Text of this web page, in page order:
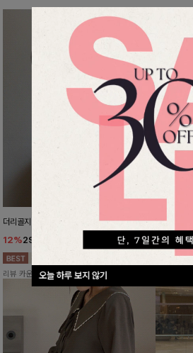
오늘 하루 보지 않기
더리골지 카라니트
12%29,900
리뷰 카운트 영역
강력한편
10%
리뷰 카운